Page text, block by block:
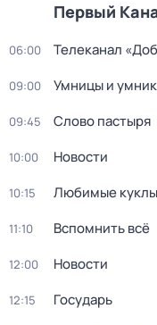
Первый
06:00 Телеканал
09:00 Умницы и
09:45 Слово пастыря
10:00 Новости
10:15 Любимые
11:10 Вспомнить всё
12:00 Новости
12:15 Государь